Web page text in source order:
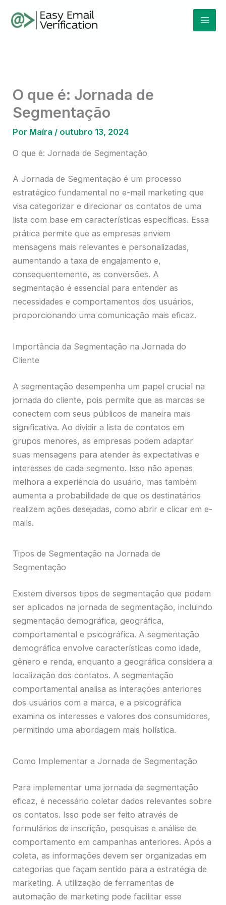
para
O que é: Jornada de
Segmentação
Por Maíra / outubro 13, 2024
O que é: Jornada de Segmentação
A Jornada de Segmentação é um processo
estratégico fundamental no e-mail marketing que
visa categorizar e direcionar os contatos de uma
lista com base em características específicas. Essa
prática permite que as empresas enviem
mensagens mais relevantes e personalizadas,
aumentando a taxa de engajamento e,
consequentemente, as conversões. A
segmentação é essencial para entender as
necessidades e comportamentos dos usuários,
proporcionando uma comunicação mais eficaz.
Importância da Segmentação na Jornada do
Cliente
A segmentação desempenha um papel crucial na
jornada do cliente, pois permite que as marcas se
conectem com seus públicos de maneira mais
significativa. Ao dividir a lista de contatos em
grupos menores, as empresas podem adaptar
suas mensagens para atender às expectativas e
interesses de cada segmento. Isso não apenas
melhora a experiência do usuário, mas também
aumenta a probabilidade de que os destinatários
realizem ações desejadas, como abrir e clicar em e-
mails.
Tipos de Segmentação na Jornada de
Segmentação
Existem diversos tipos de segmentação que podem
ser aplicados na jornada de segmentação, incluindo
segmentação demográfica, geográfica,
comportamental e psicográfica. A segmentação
demográfica envolve características como idade,
gênero e renda, enquanto a geográfica considera a
localização dos contatos. A segmentação
comportamental analisa as interações anteriores
dos usuários com a marca, e a psicográfica
examina os interesses e valores dos consumidores,
permitindo uma abordagem mais holística.
Como Implementar a Jornada de Segmentação
Para implementar uma jornada de segmentação
eficaz, é necessário coletar dados relevantes sobre
os contatos. Isso pode ser feito através de
formulários de inscrição, pesquisas e análise de
comportamento em campanhas anteriores. Após a
coleta, as informações devem ser organizadas em
categorias que façam sentido para a estratégia de
marketing. A utilização de ferramentas de
automação de marketing pode facilitar esse